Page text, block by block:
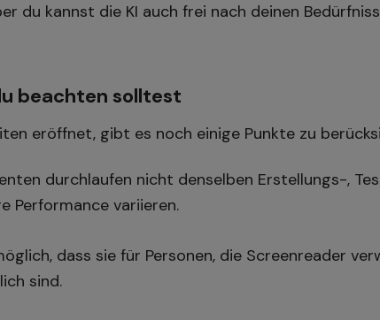
du kannst die KI auch frei nach deinen
beachten solltest
eröffnet, gibt es noch einige Punkte zu
durchlaufen nicht denselben Erstellungs-,
Performance variieren.
dass sie für Personen, die Screenreader
sind.